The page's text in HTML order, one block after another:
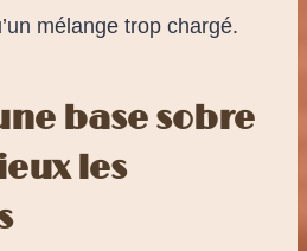
mélange trop chargé.
base sobre
les